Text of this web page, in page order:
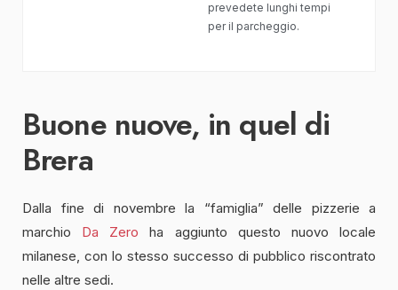
prevedete lunghi tempi
per il parcheggio.
Buone nuove, in quel di
Brera
Dalla fine di novembre la “famiglia” delle pizzerie a
marchio Da Zero ha aggiunto questo nuovo locale
milanese, con lo stesso successo di pubblico riscontrato
nelle altre sedi.